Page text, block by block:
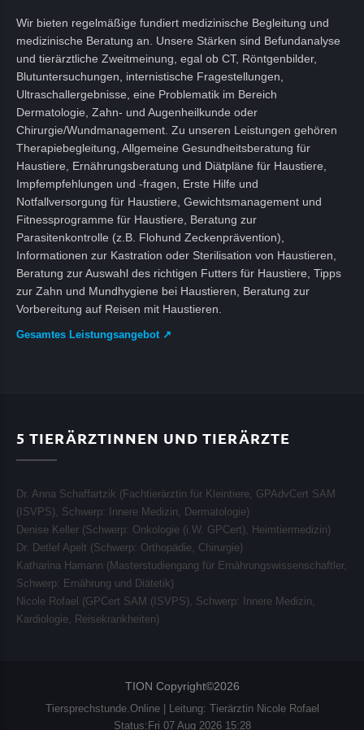
Wir bieten regelmäßige fundiert medizinische Begleitung und
medizinische Beratung an. Unsere Stärken sind Befundanalyse
und tierärztliche Zweitmeinung, egal ob CT, Röntgenbilder,
Blutuntersuchungen, internistische Fragestellungen,
Ultraschallergebnisse, eine Problematik im Bereich
Dermatologie, Zahn- und Augenheilkunde oder
Chirurgie/Wundmanagement. Zu unseren Leistungen gehören
Therapiebegleitung, Allgemeine Gesundheitsberatung für
Haustiere, Ernährungsberatung und Diätpläne für Haustiere,
Impfempfehlungen und -fragen, Erste Hilfe und
Notfallversorgung für Haustiere, Gewichtsmanagement und
Fitnessprogramme für Haustiere, Beratung zur
Parasitenkontrolle (z.B. Flohund Zeckenprävention),
Informationen zur Kastration oder Sterilisation von Haustieren,
Beratung zur Auswahl des richtigen Futters für Haustiere, Tipps
zur Zahn und Mundhygiene bei Haustieren, Beratung zur
Vorbereitung auf Reisen mit Haustieren.
Gesamtes Leistungsangebot ↗
5 TIERÄRZTINNEN UND TIERÄRZTE
Dr. Anna Schaffartzik (Fachtierärztin für Kleintiere, GPAdvCert SAM
(ISVPS), Schwerp: Innere Medizin, Dermatologie)
Denise Keller (Schwerp: Onkologie (i.W. GPCert), Heimtiermedizin)
Dr. Detlef Apelt (Schwerp: Orthopädie, Chirurgie)
Katharina Hamann (Masterstudiengang für Ernährungswissenschaftler,
Schwerp: Ernährung und Diätetik)
Nicole Rofael (GPCert SAM (ISVPS), Schwerp: Innere Medizin,
Kardiologie, Reisekrankheiten)
TION Copyright©2026
Tiersprechstunde.Online | Leitung: Tierärztin Nicole Rofael
Status:Fri 07 Aug 2026 15:28